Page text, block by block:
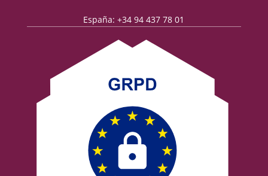
España: +34 94 437 78 01